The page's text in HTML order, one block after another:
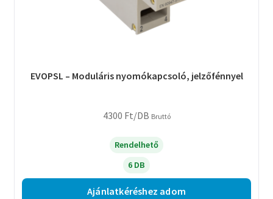
EVOPSL – Moduláris nyomókapcsoló, jelzőfénnyel
4300 Ft/DB Bruttó
Rendelhető
6 DB
Ajánlatkéréshez adom